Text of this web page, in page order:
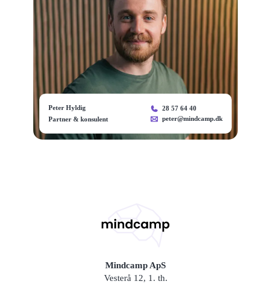
Peter Hyldig
Partner & konsulent
28 57 64 40
peter@mindcamp.dk
Mindcamp ApS
Vesterå 12, 1. th.